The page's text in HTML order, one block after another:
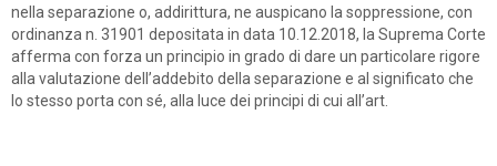
nella separazione o, addirittura, ne auspicano la soppressione, con
ordinanza n. 31901 depositata in data 10.12.2018, la Suprema Corte
afferma con forza un principio in grado di dare un particolare rigore
alla valutazione dell’addebito della separazione e al significato che
lo stesso porta con sé, alla luce dei principi di cui all’art.